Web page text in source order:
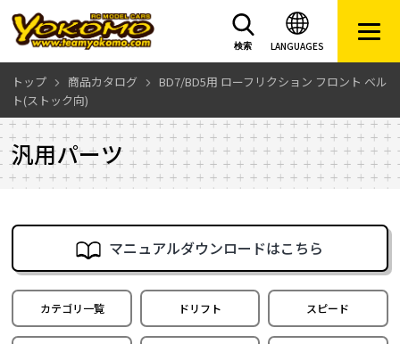
LANGUAGES
検索
トップ 商品カタログ
BD7/BD5用 ローフリクション フロント ベル
ト(ストック向)
汎用パーツ
マニュアルダウンロードはこちら
カテゴリ一覧 ドリフト スピード